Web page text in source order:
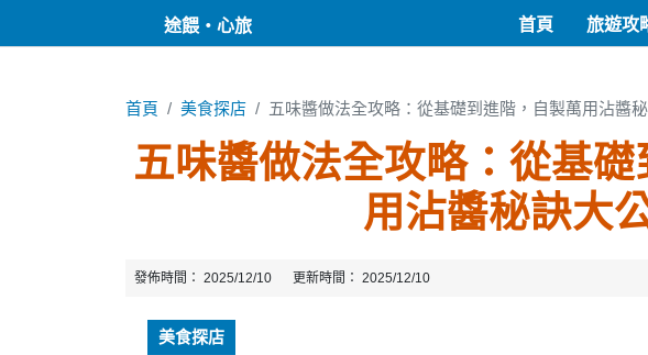
途餵・心旅 首頁 旅遊攻
首頁 美食探店 五味醬做法全攻略：從基礎到進階，自製萬用沾醬
五味醬做法全攻略：從基
用沾醬秘訣大
發佈時間： 2025/12/10 更新時間： 2025/12/10
美食探店